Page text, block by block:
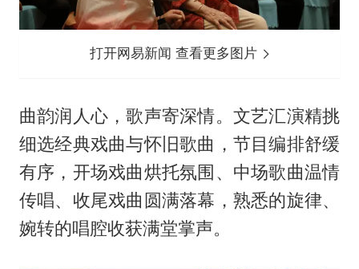
打开网易新闻 查看更多图片
曲韵润人心，歌声寄深情。文艺汇演精挑
细选经典戏曲与怀旧歌曲，节目编排舒缓
有序，开场戏曲烘托氛围、中场歌曲温情
传唱、收尾戏曲圆满落幕，熟悉的旋律、
婉转的唱腔收获满堂掌声。